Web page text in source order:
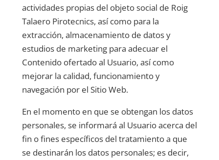
actividades propias del objeto social de Roig
Talaero Pirotecnics, así como para la
extracción, almacenamiento de datos y
estudios de marketing para adecuar el
Contenido ofertado al Usuario, así como
mejorar la calidad, funcionamiento y
navegación por el Sitio Web.
En el momento en que se obtengan los datos
personales, se informará al Usuario acerca del
fin o fines específicos del tratamiento a que
se destinarán los datos personales; es decir,